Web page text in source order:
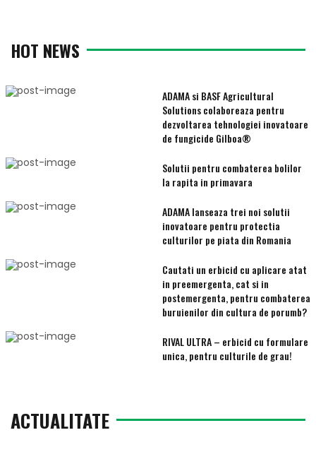
HOT NEWS
ADAMA si BASF Agricultural
Solutions colaboreaza pentru
dezvoltarea tehnologiei inovatoare
de fungicide Gilboa®
Solutii pentru combaterea bolilor
la rapita in primavara
ADAMA lanseaza trei noi solutii
inovatoare pentru protectia
culturilor pe piata din Romania
Cautati un erbicid cu aplicare atat
in preemergenta, cat si in
postemergenta, pentru combaterea
buruienilor din cultura de porumb?
RIVAL ULTRA – erbicid cu formulare
unica, pentru culturile de grau!
ACTUALITATE